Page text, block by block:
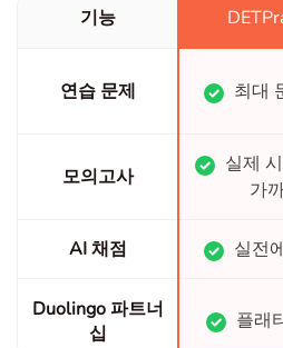
기능
연습 문제 최대
모의고사
실제
가
AI 채점 실전
Duolingo 파트너
십
플래